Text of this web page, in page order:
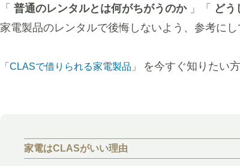
「 普通のレンタルとは何がちがうのか 」「 どう
家電製品のレンタルで後悔しないよう、参考にし
「CLASで借りられる家電製品」 を今すぐ知りたい
家電はCLASがいい理由